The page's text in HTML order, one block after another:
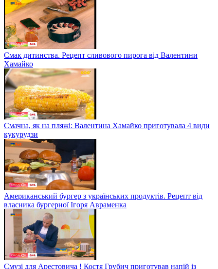
Смак дитинства. Рецепт сливового пирога від Валентини
Хамайко
Смачна, як на пляжі: Валентина Хамайко приготувала 4 види
кукурудзи
Американський бургер з українських продуктів. Рецепт від
власника бургерної Ігоря Авраменка
Смузі для Арестовича ! Костя Грубич приготував напій із